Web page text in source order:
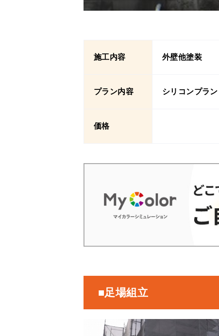
施工内容 外壁他塗装
プラン内容 シリコンプラン
価格
■足場組立